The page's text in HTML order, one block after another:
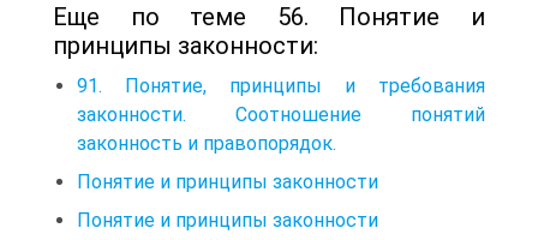
Еще по теме 56. Понятие и
принципы законности:
91. Понятие, принципы и требования
законности. Соотношение понятий
законность и правопорядок.
Понятие и принципы законности
Понятие и принципы законности